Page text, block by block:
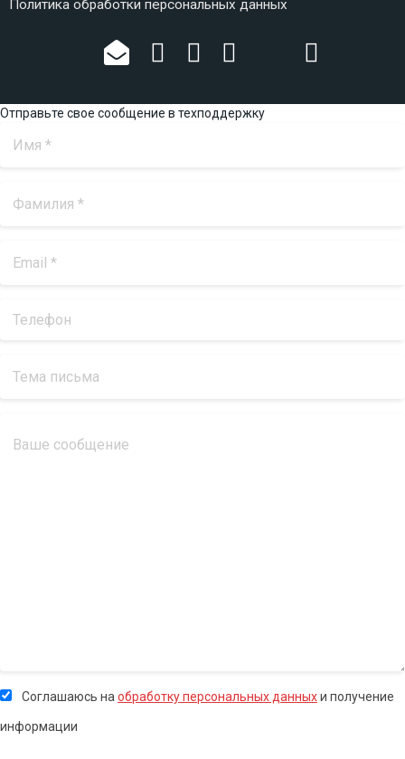
Политика обработки персональных данных
Отправьте свое сообщение в техподдержку
Соглашаюсь на обработку персональных данныхи получение
информации